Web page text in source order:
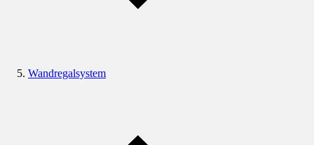
Wandregalsystem